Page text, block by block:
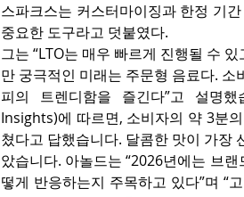
스파크스는 커스터마이징과 한정 기
중요한 도구라고 덧붙였다.
그는 “LTO는 매우 빠르게 진행될 수
만 궁극적인 미래는 주문형 음료다.
피의 트렌디함을 즐긴다”고 설명
Insights)에 따르면, 소비자의 약 3분
쳤다고 답했습니다. 달콤한 맛이 가장
았습니다. 아놀드는 “2026년에는 브
떻게 반응하는지 주목하고 있다”며 “